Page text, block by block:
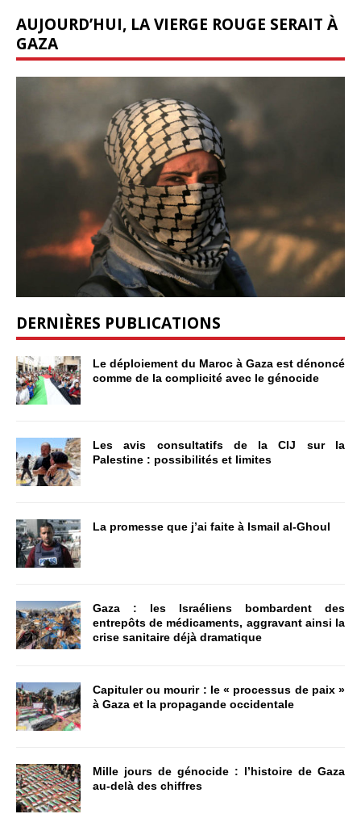
AUJOURD’HUI, LA VIERGE ROUGE SERAIT À
GAZA
DERNIÈRES PUBLICATIONS
Le déploiement du Maroc à Gaza est dénoncé
comme de la complicité avec le génocide
Les avis consultatifs de la CIJ sur la
Palestine : possibilités et limites
La promesse que j’ai faite à Ismail al-Ghoul
Gaza : les Israéliens bombardent des
entrepôts de médicaments, aggravant ainsi la
crise sanitaire déjà dramatique
Capituler ou mourir : le « processus de paix »
à Gaza et la propagande occidentale
Mille jours de génocide : l’histoire de Gaza
au-delà des chiffres